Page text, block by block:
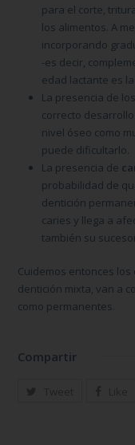
para el corte,
los alimentos. A
incorporando
-es decir,
edad lactante es
La presencia de
correcto
nivel óseo como
puede dificultarlo.
La presencia de
probabilidad de
dentición
caries y llega a
también su
Cuidemos entonces los
dentición mixta, van a
como permanentes.
Compartir